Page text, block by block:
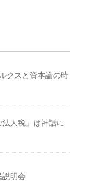
クスと資本論の時
法人税」は神話に
説明会